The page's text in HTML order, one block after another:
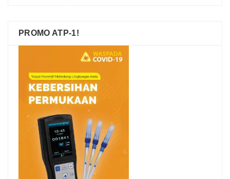
PROMO ATP-1!